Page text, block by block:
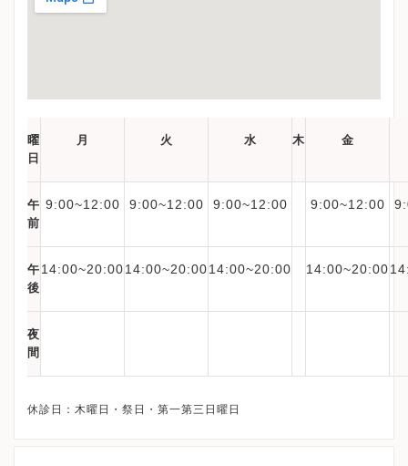
曜
日
月 火 水 木 金
午
前
9:00~12:00 9:00~12:00 9:00~12:00 9:00~12:00
午
後
14:00~20:0014:00~20:0014:00~20:00 14:00~20:00
夜
間